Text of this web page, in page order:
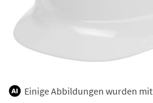
Einige Abbildungen wurden